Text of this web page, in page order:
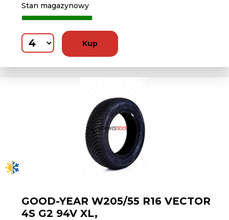
Stan magazynowy
Kup
GOOD-YEAR W205/55 R16 VECTOR
4S G2 94V XL,